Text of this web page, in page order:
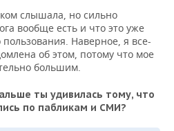
слышала, но сильно
вообще есть и что это уже
Наверное, я все-
об этом, потому что мое
большим.
ты удивилась тому, что
по пабликам и СМИ?